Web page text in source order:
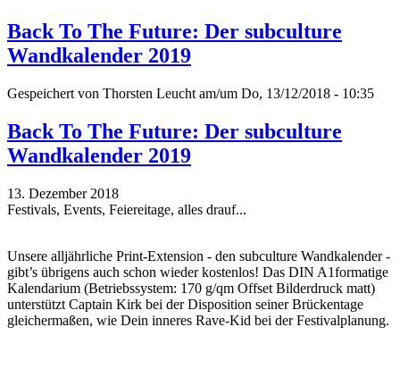
Back To The Future: Der subculture
Wandkalender 2019
Gespeichert von Thorsten Leucht am/um Do, 13/12/2018 - 10:35
Back To The Future: Der subculture
Wandkalender 2019
13. Dezember 2018
Festivals, Events, Feiereitage, alles drauf...
Unsere alljährliche Print-Extension - den subculture Wandkalender -
gibt’s übrigens auch schon wieder kostenlos! Das DIN A1formatige
Kalendarium (Betriebssystem: 170 g/qm Offset Bilderdruck matt)
unterstützt Captain Kirk bei der Disposition seiner Brückentage
gleichermaßen, wie Dein inneres Rave-Kid bei der Festivalplanung.